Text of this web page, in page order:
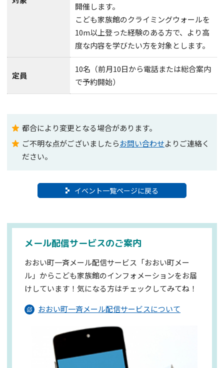
開催します。
こども家族館のクライミングウォールを
10m以上登った経験のある方で、より高
度な内容を学びたい方を対象とします。
定員
10名（前月10日から電話または総合案内
で予約開始）
都合により変更となる場合があります。
ご不明な点がございましたらお問い合わせよりご連絡く
ださい。
イベント一覧ページに戻る
メール配信サービスのご案内
おおい町一斉メール配信サービス「おおい町メー
ル」からこども家族館のインフォメーションをお届
けしています！気になる方はチェックしてみてね！
おおい町一斉メール配信サービスについて